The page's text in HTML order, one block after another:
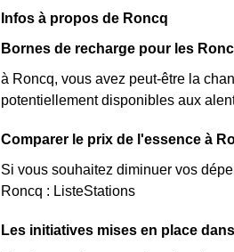
Infos à propos de Roncq
Bornes de recharge pour les
à Roncq, vous avez peut-être la
potentiellement disponibles aux
Comparer le prix de l'essence à
Si vous souhaitez diminuer vos
Roncq : ListeStations
Les initiatives mises en place